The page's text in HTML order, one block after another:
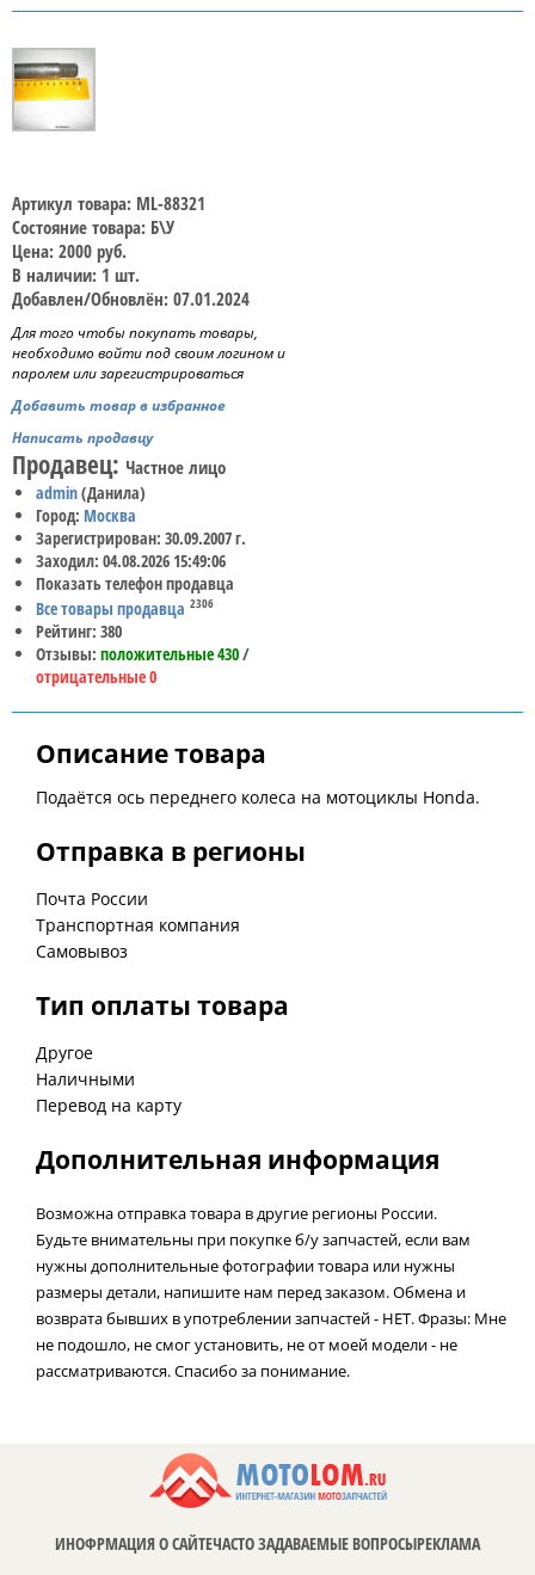
Артикул товара: ML-88321
Состояние товара: Б\У
Цена: 2000 руб.
В наличии: 1 шт.
Добавлен/Обновлён: 07.01.2024
Для того чтобы покупать товары,
необходимо войти под своим логином и
паролем или зарегистрироваться
Добавить товар в избранное
Написать продавцу
Продавец: Частное лицо
admin(Данила)
Город: Москва
Зарегистрирован: 30.09.2007 г.
Заходил: 04.08.2026 15:49:06
Показать телефон продавца
Все товары продавца 2306
Рейтинг: 380
Отзывы: положительные 430/
отрицательные 0
Описание товара
Подаётся ось переднего колеса на мотоциклы Honda.
Отправка в регионы
Почта России
Транспортная компания
Самовывоз
Тип оплаты товара
Другое
Наличными
Перевод на карту
Дополнительная информация
Возможна отправка товара в другие регионы России.
Будьте внимательны при покупке б/у запчастей, если вам
нужны дополнительные фотографии товара или нужны
размеры детали, напишите нам перед заказом. Обмена и
возврата бывших в употреблении запчастей - НЕТ. Фразы: Мне
не подошло, не смог установить, не от моей модели - не
рассматриваются. Спасибо за понимание.
ИНОФРМАЦИЯ О САЙТЕЧАСТО ЗАДАВАЕМЫЕ ВОПРОСЫРЕКЛАМА